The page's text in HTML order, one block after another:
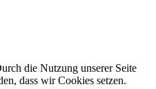
die Nutzung unserer Seite
dass wir Cookies setzen.